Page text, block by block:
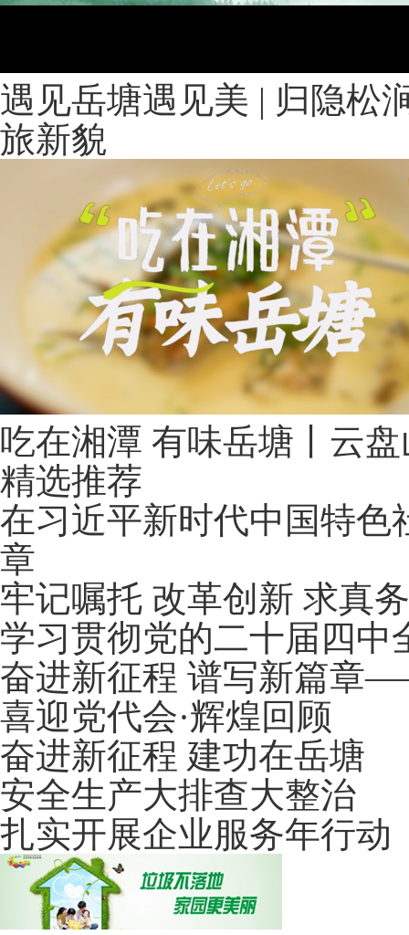
遇见岳塘遇见美 | 归隐松
旅新貌
吃在湘潭 有味岳塘丨云
精选推荐
在习近平新时代中国特
章
牢记嘱托 改革创新 求真
学习贯彻党的二十届四中
奋进新征程 谱写新篇章
喜迎党代会·辉煌回顾
奋进新征程 建功在岳塘
安全生产大排查大整治
扎实开展企业服务年行动